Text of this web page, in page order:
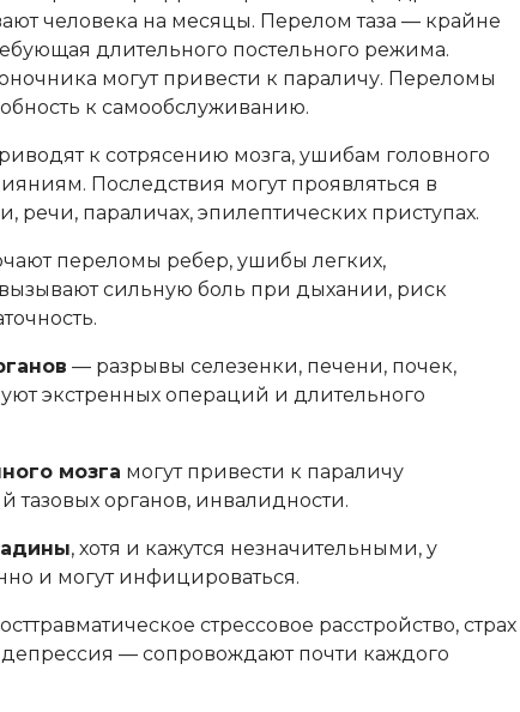
человека на месяцы. Перелом таза — крайне
длительного постельного режима.
могут привести к параличу. Переломы
к самообслуживанию.
к сотрясению мозга, ушибам головного
Последствия могут проявляться в
параличах, эпилептических приступах.
переломы ребер, ушибы легких,
сильную боль при дыхании, риск
— разрывы селезенки, печени, почек,
экстренных операций и длительного
мозга могут привести к параличу
органов, инвалидности.
, хотя и кажутся незначительными, у
и могут инфицироваться.
стрессовое расстройство, страх
депрессия — сопровождают почти каждого